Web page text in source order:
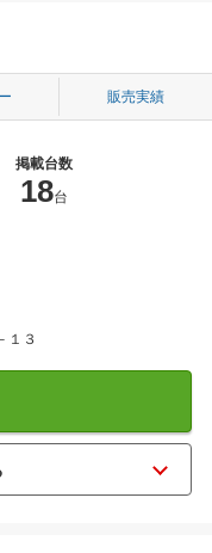
販売実績
掲載台数
18台
１３